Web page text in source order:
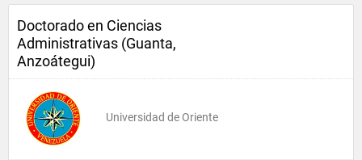
Doctorado en Ciencias
Administrativas (Guanta,
Anzoátegui)
Universidad de Oriente